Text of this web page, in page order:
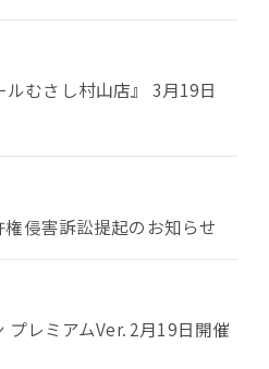
ルむさし村山店』 3月19日
侵害訴訟提起のお知らせ
プレミアムVer. 2月19日開催